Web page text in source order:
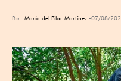
Por María del Pilar Martínez 07/08/